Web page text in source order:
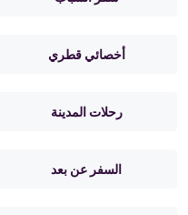
أخصائي قطري
رحلات المدينة
السفر عن بعد